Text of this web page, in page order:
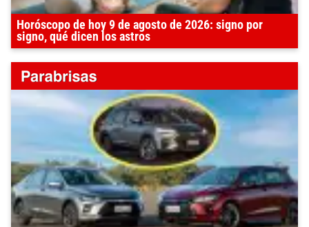
Horóscopo de hoy 9 de agosto de 2026: signo por
signo, qué dicen los astros